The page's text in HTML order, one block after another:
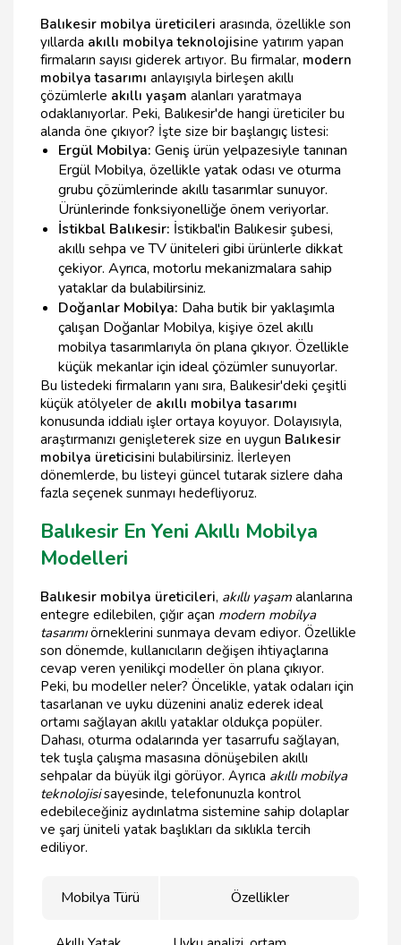
Balıkesir mobilya üreticileri arasında, özellikle son
yıllarda akıllı mobilya teknolojisine yatırım yapan
firmaların sayısı giderek artıyor. Bu firmalar, modern
mobilya tasarımı anlayışıyla birleşen akıllı
çözümlerle akıllı yaşam alanları yaratmaya
odaklanıyorlar. Peki, Balıkesir'de hangi üreticiler bu
alanda öne çıkıyor? İşte size bir başlangıç listesi:
Ergül Mobilya: Geniş ürün yelpazesiyle tanınan
Ergül Mobilya, özellikle yatak odası ve oturma
grubu çözümlerinde akıllı tasarımlar sunuyor.
Ürünlerinde fonksiyonelliğe önem veriyorlar.
İstikbal Balıkesir: İstikbal'in Balıkesir şubesi,
akıllı sehpa ve TV üniteleri gibi ürünlerle dikkat
çekiyor. Ayrıca, motorlu mekanizmalara sahip
yataklar da bulabilirsiniz.
Doğanlar Mobilya: Daha butik bir yaklaşımla
çalışan Doğanlar Mobilya, kişiye özel akıllı
mobilya tasarımlarıyla ön plana çıkıyor. Özellikle
küçük mekanlar için ideal çözümler sunuyorlar.
Bu listedeki firmaların yanı sıra, Balıkesir'deki çeşitli
küçük atölyeler de akıllı mobilya tasarımı
konusunda iddialı işler ortaya koyuyor. Dolayısıyla,
araştırmanızı genişleterek size en uygun Balıkesir
mobilya üreticisini bulabilirsiniz. İlerleyen
dönemlerde, bu listeyi güncel tutarak sizlere daha
fazla seçenek sunmayı hedefliyoruz.
Balıkesir En Yeni Akıllı Mobilya
Modelleri
Balıkesir mobilya üreticileri, akıllı yaşam alanlarına
entegre edilebilen, çığır açan modern mobilya
tasarımıörneklerini sunmaya devam ediyor. Özellikle
son dönemde, kullanıcıların değişen ihtiyaçlarına
cevap veren yenilikçi modeller ön plana çıkıyor.
Peki, bu modeller neler? Öncelikle, yatak odaları için
tasarlanan ve uyku düzenini analiz ederek ideal
ortamı sağlayan akıllı yataklar oldukça popüler.
Dahası, oturma odalarında yer tasarrufu sağlayan,
tek tuşla çalışma masasına dönüşebilen akıllı
sehpalar da büyük ilgi görüyor. Ayrıca akıllı mobilya
teknolojisisayesinde, telefonunuzla kontrol
edebileceğiniz aydınlatma sistemine sahip dolaplar
ve şarj üniteli yatak başlıkları da sıklıkla tercih
ediliyor.
Mobilya Türü Özellikler